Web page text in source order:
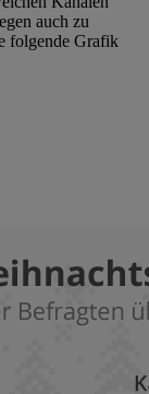
auch zu
folgende Grafik